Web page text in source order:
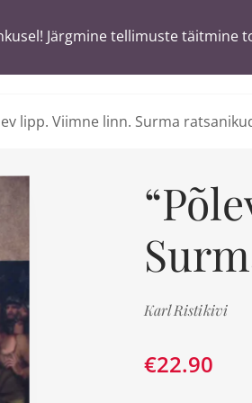
lipp. Viimne linn. Surma
Karl Ristikivi
€22.90
Järgmine tellimuste täitmine
Järgmine tellimuste täitmine